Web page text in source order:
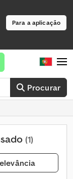
Para a aplicação
Procurar
(1)